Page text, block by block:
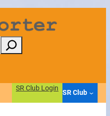
SR Club Login
SR Club